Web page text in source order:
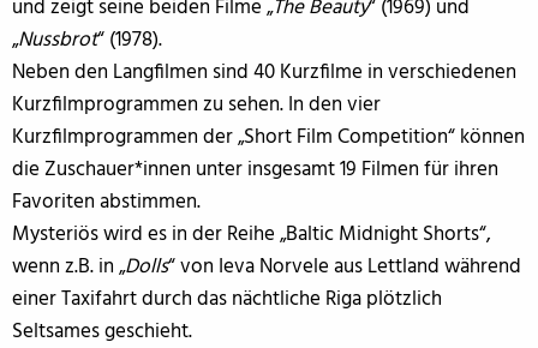
und zeigt seine beiden Filme „The Beauty“ (1969) und
„Nussbrot“ (1978).
Neben den Langfilmen sind 40 Kurzfilme in verschiedenen
Kurzfilmprogrammen zu sehen. In den vier
Kurzfilmprogrammen der „Short Film Competition“ können
die Zuschauer*innen unter insgesamt 19 Filmen für ihren
Favoriten abstimmen.
Mysteriös wird es in der Reihe „Baltic Midnight Shorts“,
wenn z.B. in „Dolls“ von Ieva Norvele aus Lettland während
einer Taxifahrt durch das nächtliche Riga plötzlich
Seltsames geschieht.